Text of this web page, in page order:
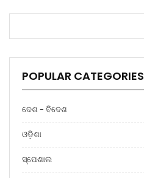
POPULAR CATEGORIES
ଦେଶ - ବିଦେଶ
ଓଡ଼ିଶା
ସ୍ପେଶାଲ